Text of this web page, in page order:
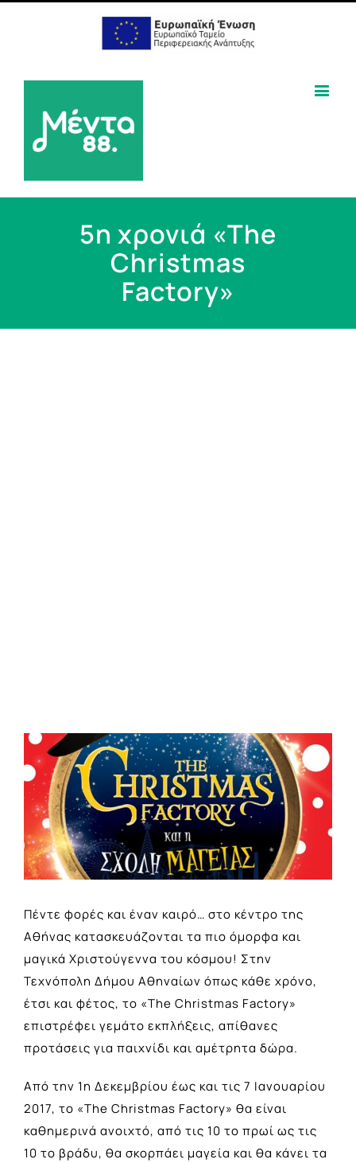
5η χρονιά «The
Christmas
Factory»
View
Larger
Image
Πέντε φορές και έναν καιρό… στο κέντρο της
Αθήνας κατασκευάζονται τα πιο όμορφα και
μαγικά Χριστούγεννα του κόσμου! Στην
Τεχνόπολη Δήμου Αθηναίων όπως κάθε χρόνο,
έτσι και φέτος, το «The Christmas Factory»
επιστρέφει γεμάτο εκπλήξεις, απίθανες
προτάσεις για παιχνίδι και αμέτρητα δώρα.
Από την 1η Δεκεμβρίου έως και τις 7 Ιανουαρίου
2017, το «The Christmas Factory» θα είναι
καθημερινά ανοιχτό, από τις 10 το πρωί ως τις
10 το βράδυ, θα σκορπάει μαγεία και θα κάνει τα